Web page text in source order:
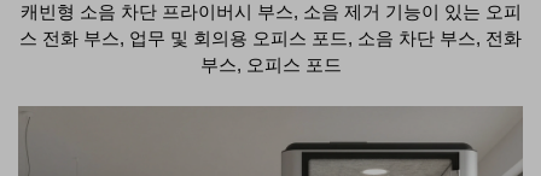
캐빈형 소음 차단 프라이버시 부스, 소음 제거 기능이 있는 오피
스 전화 부스, 업무 및 회의용 오피스 포드, 소음 차단 부스, 전화
부스, 오피스 포드